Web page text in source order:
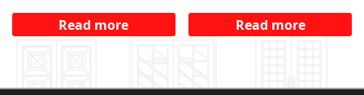
Read more
Read more